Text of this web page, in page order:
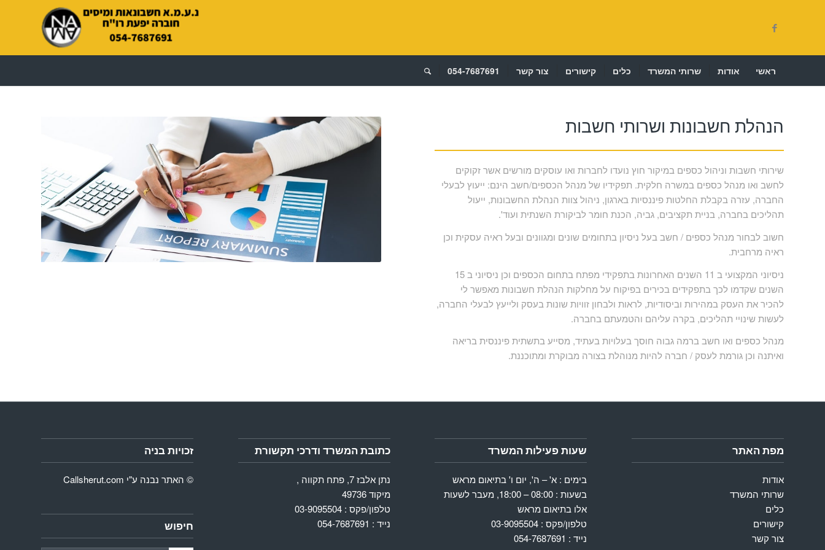
ראשי אודות שרותי המשרד כלים קישורים צור קשר 054-7687691
הנהלת חשבונות ושרותי חשבות
שירותי חשבות וניהול כספים במיקור חוץ נועדו לחברות ואו עוסקים מורשים אשר זקוקים
לחשב ואו מנהל כספים במשרה חלקית. תפקידיו של מנהל הכספים/חשב הינם: ייעוץ לבעלי
החברה, עזרה בקבלת החלטות פיננסיות בארגון, ניהול צוות הנהלת החשבונות, ייעול
תהליכים בחברה, בניית תקציבים, גביה, הכנת חומר לביקורת השנתית ועוד'.
חשוב לבחור מנהל כספים / חשב בעל ניסיון בתחומים שונים ומגוונים ובעל ראיה עסקית וכן
ראיה מרחבית.
ניסיוני המקצועי ב 11 השנים האחרונות בתפקידי מפתח בתחום הכספים וכן ניסיוני ב 15
השנים שקדמו לכך בתפקידים בכירים בפיקוח על מחלקות הנהלת חשבונות מאפשר לי
להכיר את העסק במהירות וביסודיות, לראות ולבחון זוויות שונות בעסק ולייעץ לבעלי החברה,
לעשות שינויי תהליכים, בקרה עליהם והטמעתם בחברה.
מנהל כספים ואו חשב ברמה גבוה חוסך בעלויות בעתיד, מסייע בתשתית פיננסית בריאה
ואיתנה וכן גורמת לעסק / חברה להיות מנוהלת בצורה מבוקרת ומתוכננת.
זכויות בניה
© האתר נבנה ע"י Callsherut.com
חיפוש
כתובת המשרד ודרכי תקשורת
נתן אלבז 7, פתח תקווה ,
מיקוד 49736
טלפון/פקס : 03-9095504
נייד : 054-7687691
שעות פעילות המשרד
בימים : א' – ה', יום ו' בתיאום מראש
בשעות : 08:00 – 18:00, מעבר לשעות
אלו בתיאום מראש
טלפון/פקס : 03-9095504
נייד : 054-7687691
מפת האתר
אודות
שרותי המשרד
כלים
קישורים
צור קשר